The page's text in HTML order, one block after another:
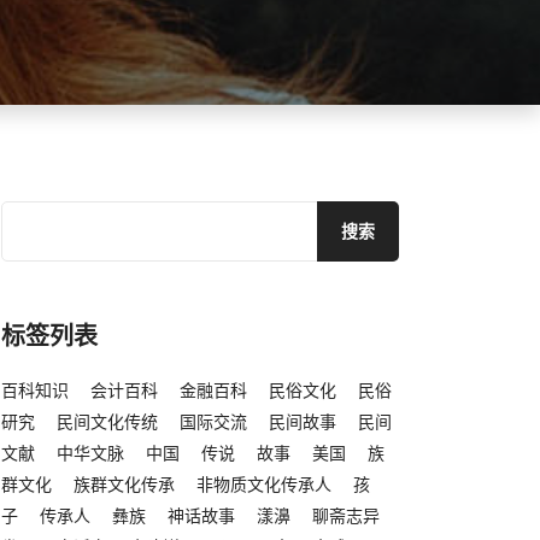
标签列表
百科知识 会计百科 金融百科 民俗文化
民俗
研究
民间文化传统 国际交流 民间故事
民间
文献
中华文脉 中国 传说 故事 美国
族
群文化
族群文化传承 非物质文化传承人
孩
子
传承人 彝族 神话故事 漾濞
聊斋志异